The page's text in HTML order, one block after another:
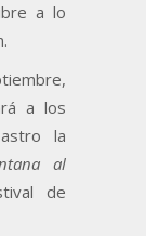
a lo
a los
la
al
de